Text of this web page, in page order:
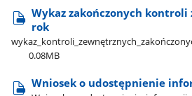
Wykaz zakończonych kontroli
rok
0.08MB
Wniosek o udostępnienie